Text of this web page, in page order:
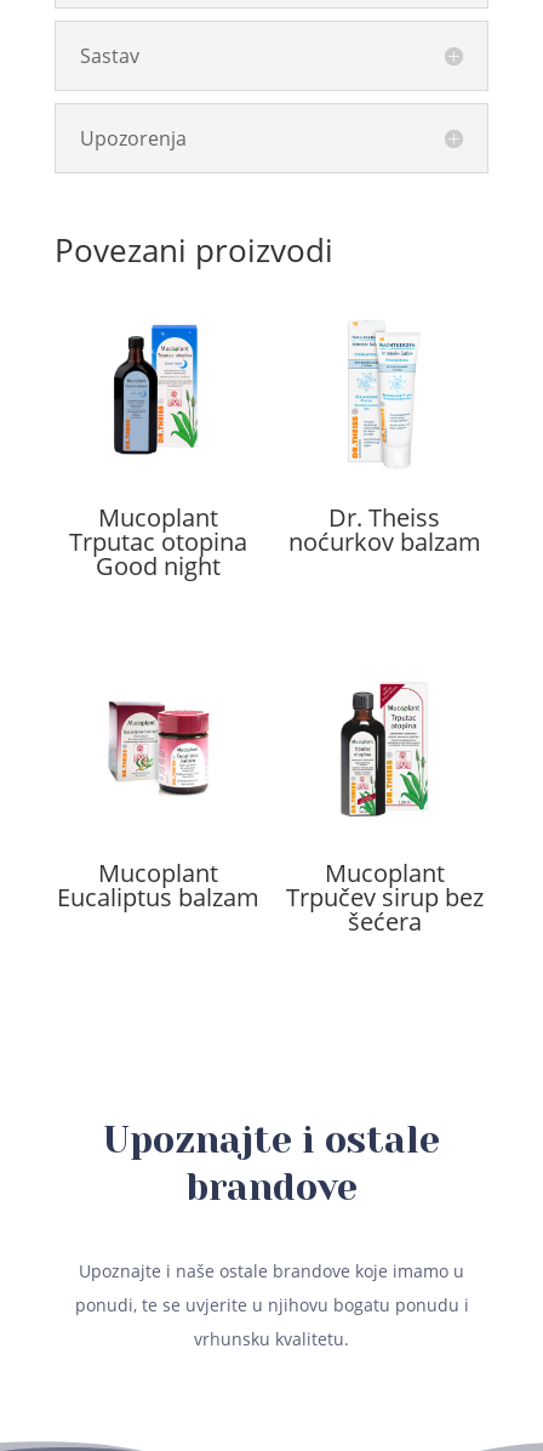
Sastav
Upozorenja
Povezani proizvodi
Mucoplant
Trputac otopina
Good night
Dr. Theiss
noćurkov balzam
Mucoplant
Eucaliptus balzam
Mucoplant
Trpučev sirup bez
šećera
Upoznajte i ostale
brandove
Upoznajte i naše ostale brandove koje imamo u
ponudi, te se uvjerite u njihovu bogatu ponudu i
vrhunsku kvalitetu.